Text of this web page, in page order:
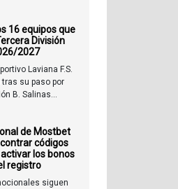
16 equipos que
División
2027
Laviana F.S.
tras su paso por
B. Salinas...
de Mostbet
códigos
los bonos
registro
siguen